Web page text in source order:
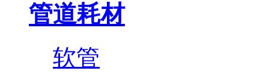
管道耗材
软管